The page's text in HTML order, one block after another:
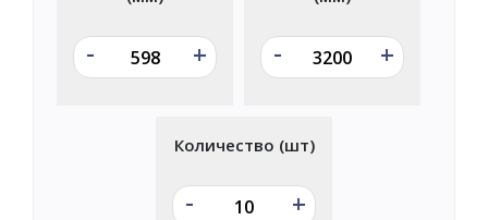
- + - +
Количество (шт)
- +